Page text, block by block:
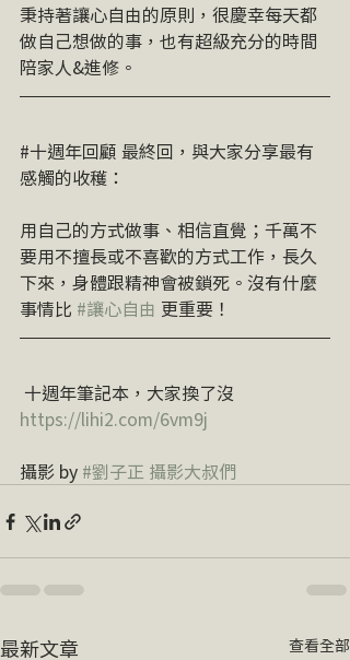
秉持著讓心自由的原則，很慶幸每天都
做自己想做的事，也有超級充分的時間
陪家人&進修。
​#十週年回顧 最終回，與大家分享最有
感觸的收穫：
用自己的方式做事、相信直覺；千萬不
要用不擅長或不喜歡的方式工作，長久
下來，身體跟精神會被鎖死。沒有什麼
事情比 #讓心自由 更重要！
​ 十週年筆記本，大家換了沒
https://lihi2.com/6vm9j
攝影 by #劉子正 攝影大叔們
最新文章 查看全部